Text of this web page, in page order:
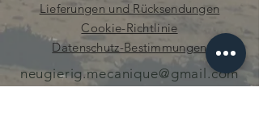
Lieferungen und Rücksendungen
Cookie-Richtlinie
Datenschutz-Bestimmungen
neugierig.mecanique@gmail.com